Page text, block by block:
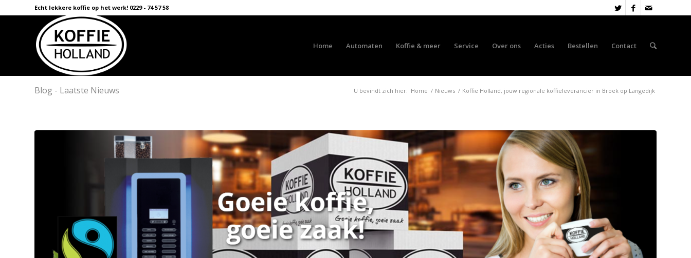
Echt lekkere koffie op het werk! 0229 - 74 57 58
Home Automaten Koffie & meer Service Over ons Acties Bestellen Contact
Blog - Laatste Nieuws U bevindt zich hier: Home / Nieuws / Koffie Holland, jouw regionale koffieleverancier in Broek op Langedijk